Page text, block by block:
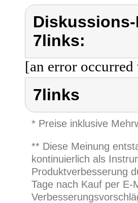
7links:
[an error
7links
* Preise inklusive
** Diese Meinung
kontinuierlich als
Produktverbesserung
Tage nach Kauf per E-